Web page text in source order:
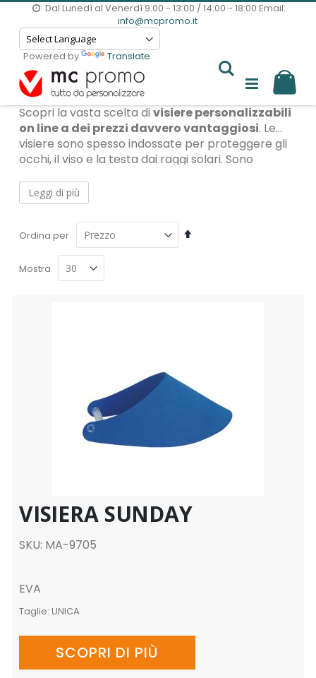
Dal Lunedì al Venerdì 9:00 - 13:00 / 14:00 - 18:00Email:
info@mcpromo.it
Powered by
Translate
Ordina per
Imposta
Mostra
VISIERA SUNDAY
SKU: MA-9705
EVA
Taglie: UNICA
SCOPRI DI PIÙ
Scopri la vasta scelta di visiere personalizzabili
on line a dei prezzi davvero vantaggiosi. Le
visiere sono spesso indossate per proteggere gli
occhi, il viso e la testa dai raggi solari. Sono
solare, durante attività all'aperto o sport. Sono
ideali per stabilimenti balneari
centri di animazione
sportivi da usare durante l’estate. Personalizzare
le visiere non è mai stato così semplice, scopri
tutti i modelli e scegli quella più adatta alle tue
esigenze.
Leggi di più